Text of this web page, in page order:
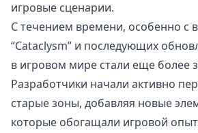
игровые сценарии.
С течением времени, особенно с
“Cataclysm” и последующих
в игровом мире стали еще более
Разработчики начали активно
старые зоны, добавляя новые
которые обогащали игровой